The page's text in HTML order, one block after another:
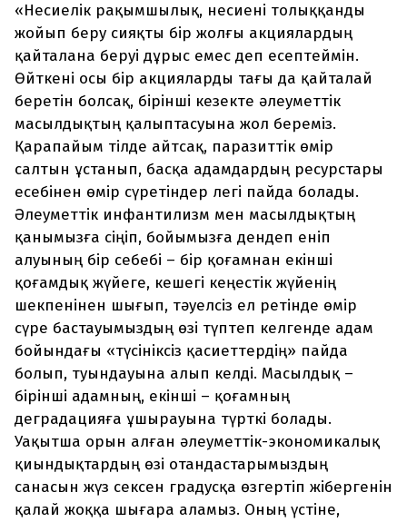
«Несиелік рақымшылық, несиені толыққанды
жойып беру сияқты бір жолғы акциялардың
қайталана беруі дұрыс емес деп есептеймін.
Өйткені осы бір акцияларды тағы да қайталай
беретін болсақ, бірінші кезекте әлеуметтік
масылдықтың қалыптасуына жол береміз.
Қарапайым тілде айтсақ, паразиттік өмір
салтын ұстанып, басқа адамдардың ресурстары
есебінен өмір сүретіндер легі пайда болады.
Әлеуметтік инфантилизм мен масылдықтың
қанымызға сіңіп, бойымызға дендеп еніп
алуының бір себебі – бір қоғамнан екінші
қоғамдық жүйеге, кешегі кеңестік жүйенің
шекпенінен шығып, тәуелсіз ел ретінде өмір
сүре бастауымыздың өзі түптеп келгенде адам
бойындағы «түсініксіз қасиеттердің» пайда
болып, туындауына алып келді. Масылдық –
бірінші адамның, екінші – қоғамның
деградацияға ұшырауына түрткі болады.
Уақытша орын алған әлеуметтік-экономикалық
қиындықтардың өзі отандастарымыздың
санасын жүз сексен градусқа өзгертіп жібергенін
қалай жоққа шығара аламыз. Оның үстіне,